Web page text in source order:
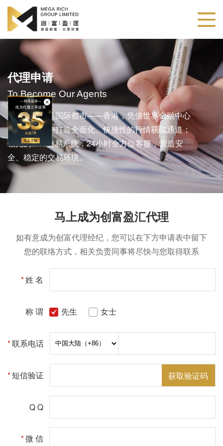
代理申请
To Become Our Agents
创富盈汇立足国际都市——香港，凭借世界金融中心
优势，为客户打造全面化、快捷性的行情获取通道；
领先的MT4交易系统，24小时全方位客服，营造安
全、稳定的交易环境。
马上成为创富盈汇代理
如有意成为创富代理经纪，您可以在下方申请表中留下
您的联络方式，相关负责同事将尽快与您取得联系
*姓 名
称 谓 先生 女士
*联系电话
*短信验证 获取验证码
Q Q
*微 信